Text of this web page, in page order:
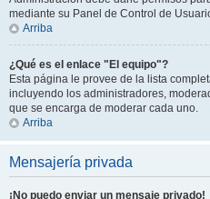
mediante su Panel de Control de
Arriba
¿Qué es el enlace "El equipo"?
Esta página le provee de la lista
incluyendo los administradores,
que se encarga de moderar cada uno.
Arriba
Mensajería privada
¡No puedo enviar un mensaje privado!